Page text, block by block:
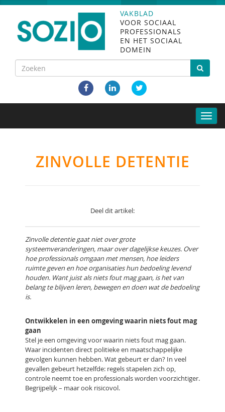
VAKBLAD
VOOR SOCIAAL
PROFESSIONALS
EN HET SOCIAAL
DOMEIN
Toggle
ZINVOLLE DETENTIE
Deel dit artikel:
Zinvolle detentie gaat niet over grote
systeemveranderingen, maar over dagelijkse keuzes. Over
hoe professionals omgaan met mensen, hoe leiders
ruimte geven en hoe organisaties hun bedoeling levend
houden. Want juist als niets fout mag gaan, is het van
belang te blijven leren, bewegen en doen wat de bedoeling
is.
Ontwikkelen in een omgeving waarin niets fout mag
gaan
Stel je een omgeving voor waarin niets fout mag gaan.
Waar incidenten direct politieke en maatschappelijke
gevolgen kunnen hebben. Wat gebeurt er dan? In veel
gevallen gebeurt hetzelfde: regels stapelen zich op,
controle neemt toe en professionals worden voorzichtiger.
Begrijpelijk – maar ook risicovol.